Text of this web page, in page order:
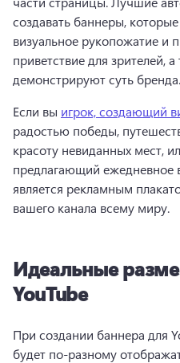
создавать баннеры,
визуальное рукопожатие и
приветствие для зрителей,
демонстрируют суть бренда.
Если вы игрок, создающий
радостью победы,
красоту невиданных мест,
предлагающий
является рекламным
вашего канала всему миру.
Идеальные
YouTube
При создании баннера для
будет по-разному